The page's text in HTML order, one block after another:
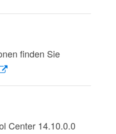
finden Sie
Center 14.10.0.0